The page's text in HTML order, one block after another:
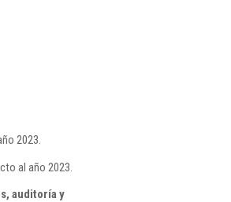
2023.
al año 2023.
auditoría y